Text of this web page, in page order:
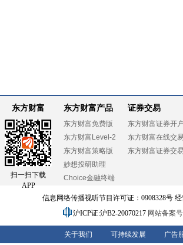
东方财富
扫一扫下载
APP
东方财富产品
东方财富免费版
东方财富Level-2
东方财富策略版
妙想投研助理
Choice金融终端
证券交易
东方财富证券开户
东方财富在线交易
东方财富证券交易
信息网络传播视听节目许可证：0908328号
沪ICP证:沪B2-20070217 网站备案
关于我们 可持续发展 广告